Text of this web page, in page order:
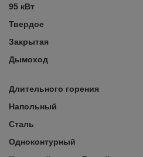
95 кВт
Твердое
Закрытая
Дымоход
Длительного горения
Напольный
Сталь
Одноконтурный